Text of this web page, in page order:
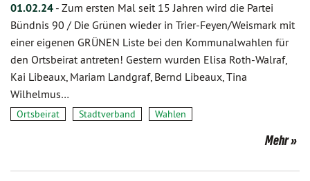
01.02.24 - Zum ersten Mal seit 15 Jahren wird die Partei
Bündnis 90 / Die Grünen wieder in Trier-Feyen/Weismark mit
einer eigenen GRÜNEN Liste bei den Kommunalwahlen für
den Ortsbeirat antreten! Gestern wurden Elisa Roth-Walraf,
Kai Libeaux, Mariam Landgraf, Bernd Libeaux, Tina
Wilhelmus…
Ortsbeirat Stadtverband Wahlen
Mehr